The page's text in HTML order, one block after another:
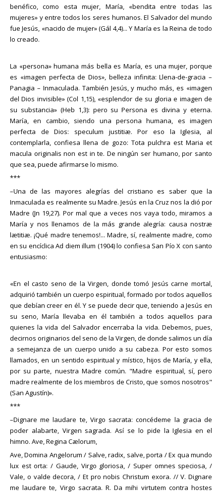
benéfico, como esta mujer, María, «bendita entre todas las
mujeres» y entre todos los seres humanos. El Salvador del mundo
fue Jesús, «nacido de mujer» (Gál 4,4)... Y María es la Reina de todo
lo creado.
La «persona» humana más bella es María, es una mujer, porque
es «imagen perfecta de Dios», belleza infinita: Llena-de-gracia –
Panagia – Inmaculada. También Jesús, y mucho más, es «imagen
del Dios invisible» (Col 1,15), «esplendor de su gloria e imagen de
su substancia» (Heb 1,3): pero su Persona es divina y eterna.
María, en cambio, siendo una persona humana, es imagen
perfecta de Dios: speculum justitiæ. Por eso la Iglesia, al
contemplarla, confiesa llena de gozo: Tota pulchra est Maria et
macula originalis non est in te. De ningún ser humano, por santo
que sea, puede afirmarse lo mismo.
***
–Una de las mayores alegrías del cristiano es saber que la
Inmaculada es realmente su Madre. Jesús en la Cruz nos la dió por
Madre (Jn 19,27). Por mal que a veces nos vaya todo, miramos a
María y nos llenamos de la más grande alegría: causa nostræ
lætitiæ. ¡Qué madre tenemos!... Madre, sí, realmente madre, como
en su encíclica Ad diem illum (1904) lo confiesa San Pío X con santo
entusiasmo:
«En el casto seno de la Virgen, donde tomó Jesús carne mortal,
adquirió también un cuerpo espiritual, formado por todos aquellos
que debían creer en él. Y se puede decir que, teniendo a Jesús en
su seno, María llevaba en él también a todos aquellos para
quienes la vida del Salvador encerraba la vida. Debemos, pues,
decirnos originarios del seno de la Virgen, de donde salimos un día
a semejanza de un cuerpo unido a su cabeza. Por esto somos
llamados, en un sentido espiritual y místico, hijos de María, y ella,
por su parte, nuestra Madre común. "Madre espiritual, sí, pero
madre realmente de los miembros de Cristo, que somos nosotros"
(San Agustín)».
***
–Dignare me laudare te, Virgo sacrata: concédeme la gracia de
poder alabarte, Virgen sagrada. Así se lo pide la Iglesia en el
himno. Ave, Regina Cælorum,
Ave, Domina Angelorum / Salve, radix, salve, porta / Ex qua mundo
lux est orta: / Gaude, Virgo gloriosa, / Super omnes speciosa, /
Vale, o valde decora, / Et pro nobis Christum exora. // V. Dignare
me laudare te, Virgo sacrata. R. Da mihi virtutem contra hostes